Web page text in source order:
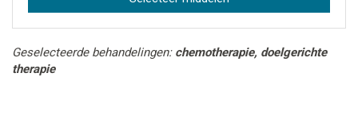
Geselecteerde behandelingen: chemotherapie, doelgerichte
therapie